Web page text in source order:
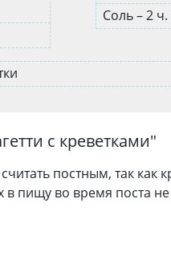
Соль – 2 ч.
с креветками"
постным, так как
в пищу во время поста